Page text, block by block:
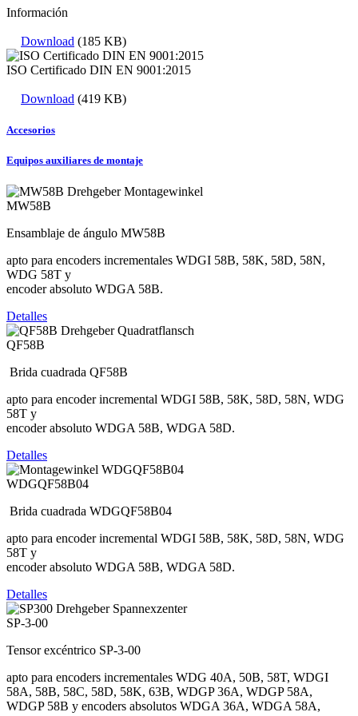
Información
Download (185 KB)
ISO Certificado DIN EN 9001:2015
Download (419 KB)
Accesorios
Equipos auxiliares de montaje
MW58B
Ensamblaje de ángulo MW58B
apto para encoders incrementales WDGI 58B, 58K, 58D, 58N,
WDG 58T y
encoder absoluto WDGA 58B.
Detalles
QF58B
Brida cuadrada QF58B
apto para encoder incremental WDGI 58B, 58K, 58D, 58N, WDG
58T y
encoder absoluto WDGA 58B, WDGA 58D.
Detalles
WDGQF58B04
Brida cuadrada WDGQF58B04
apto para encoder incremental WDGI 58B, 58K, 58D, 58N, WDG
58T y
encoder absoluto WDGA 58B, WDGA 58D.
Detalles
SP-3-00
Tensor excéntrico SP-3-00
apto para encoders incrementales WDG 40A, 50B, 58T, WDGI
58A, 58B, 58C, 58D, 58K, 63B, WDGP 36A, WDGP 58A,
WDGP 58B y encoders absolutos WDGA 36A, WDGA 58A,